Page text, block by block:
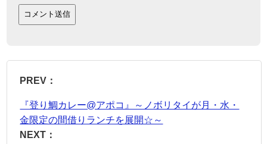
PREV：
『登り鯛カレー@アポコ』～ノボリタイが月・水・
金限定の間借りランチを展開☆～
NEXT：